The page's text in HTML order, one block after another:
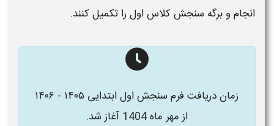
انجام وبرگه سنجش کلاس اول را تکمیل کنند.
زمان دریافت فرم سنجش اول ابتدایی ۱۴۰۵ - ۱۴۰۶
از مهر ماه 1404 آغاز شد.